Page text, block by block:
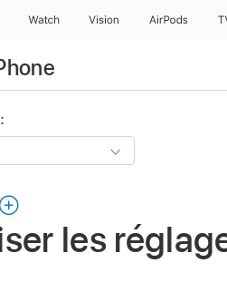
Watch Vision AirPods
les